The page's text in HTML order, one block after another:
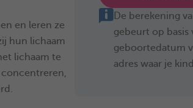
en leren ze
hun lichaam
lichaam te
De berekening
gebeurt op basis
geboortedatum
adres waar je